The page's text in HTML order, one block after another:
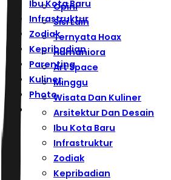
Ibu Kota Baru
Infrastruktur
Zodiak
Kepribadian
Parenting
Kuliner
Photo
Opini
Sisi Lain
Ternyata Hoax
Humaniora
Art Space
Minggu
Wisata Dan Kuliner
Arsitektur Dan Desain
Ibu Kota Baru
Infrastruktur
Zodiak
Kepribadian